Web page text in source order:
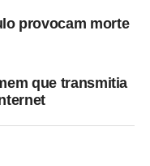
provocam morte
que transmitia